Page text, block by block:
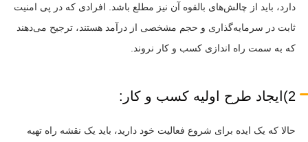
دارد، باید از چالش‌های بالقوه آن نیز مطلع باشد. افرادی که در پی امنیت
ثابت در سرمایه‌گذاری و حجم مشخصی از درآمد هستند، ترجیح می‌دهند
که به سمت راه اندازی کسب و کار نروند.
2)ایجاد طرح اولیه کسب و کار:
حالا که یک ایده برای شروع فعالیت خود دارید، باید یک نقشه راه تهیه